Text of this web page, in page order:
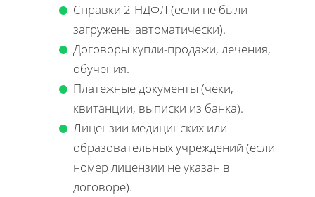
Справки 2-НДФЛ (если не были
загружены автоматически).
Договоры купли-продажи, лечения,
обучения.
Платежные документы (чеки,
квитанции, выписки из банка).
Лицензии медицинских или
образовательных учреждений (если
номер лицензии не указан в
договоре).